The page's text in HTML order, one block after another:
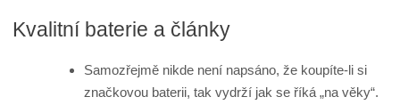
Kvalitní baterie a články
Samozřejmě nikde není napsáno, že koupíte-li si
značkovou baterii, tak vydrží jak se říká „na věky“.